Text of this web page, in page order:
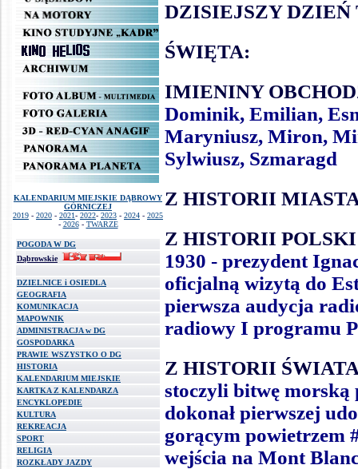
KALENDARIUM MIEJSKIE DĄBROWY
GÓRNICZEJ
2019 - 2020 - 2021- 2022- 2023 - 2024 - 2025
- 2026- TWARZE
POGODA W DG
Dąbrowskie
DZIELNICE i OSIEDLA
GEOGRAFIA
KOMUNIKACJA
MAPOWNIK
ADMINISTRACJA w DG
GOSPODARKA
PRAWIE WSZYSTKO O DG
HISTORIA
KALENDARIUM MIEJSKIE
KARTKA Z KALENDARZA
ENCYKLOPEDIE
KULTURA
REKREACJA
SPORT
RELIGIA
ROZKŁADY JAZDY
DZISIEJSZY
ŚWIĘTA:
IMIENINY
Dominik, Emilian,
Maryniusz, Miron,
Sylwiusz, Szmaragd
Z HISTORII
Z HISTORII
1930 - prezydent
oficjalną wizytą do
pierwsza audycja
radiowy I programu
Z HISTORII
stoczyli bitwę morską
dokonał pierwszej
gorącym powietrzem
wejścia na Mont